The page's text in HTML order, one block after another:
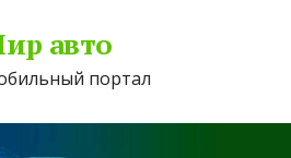
авто
портал